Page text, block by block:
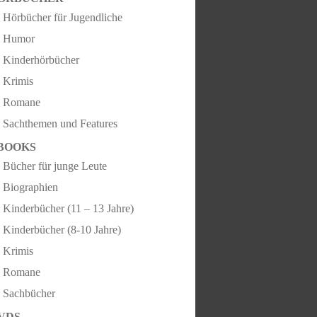
Hörbücher für Jugendliche
Humor
Kinderhörbücher
Krimis
Romane
Sachthemen und Features
Bücher für junge Leute
Biographien
Kinderbücher (11 – 13 Jahre)
Kinderbücher (8-10 Jahre)
Krimis
Romane
Sachbücher